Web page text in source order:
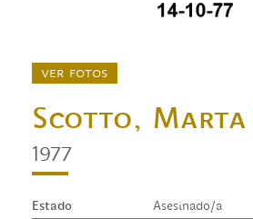
ver fotos
Scotto, Marta
1977
Estado
Asesinado/a